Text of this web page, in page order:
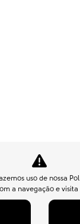
uso de nossa
a navegação e